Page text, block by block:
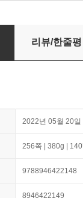
리뷰/한줄평
2022년 05월 20일
256쪽 | 380g |
9788946422148
8946422149